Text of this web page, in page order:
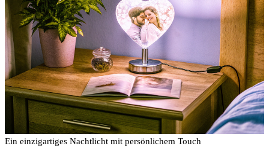
Ein einzigartiges Nachtlicht mit persönlichem Touch